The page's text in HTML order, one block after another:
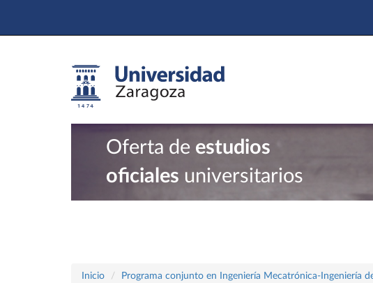
Oferta de estudios
oficiales universitarios
Inicio Programa conjunto en Ingeniería Mecatrónica-Ingeniería